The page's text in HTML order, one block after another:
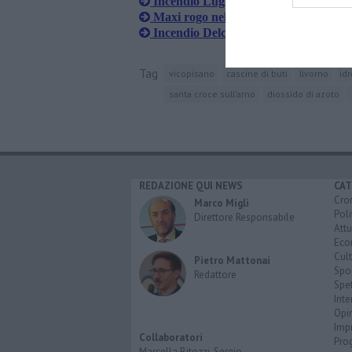
Maxi rogo nel capannone,
Incendio Delca, le ordinanze. Scuole
Tag vicopisano cascine di buti livorno
santa croce sull'arno
diossido di azoto
REDAZIONE QUI NEWS
Marco Migli
Direttore Responsabile
Pietro Mattonai
Redattore
Collaboratori